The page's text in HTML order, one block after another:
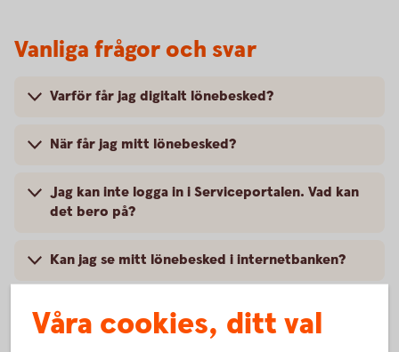
Vanliga frågor och svar
Varför får jag digitalt lönebesked?
När får jag mitt lönebesked?
Jag kan inte logga in i Serviceportalen. Vad kan
det bero på?
Kan jag se mitt lönebesked i internetbanken?
Hur aktiverar jag digitala lönebesked och
utbetalningsdokument?
Våra cookies, ditt val